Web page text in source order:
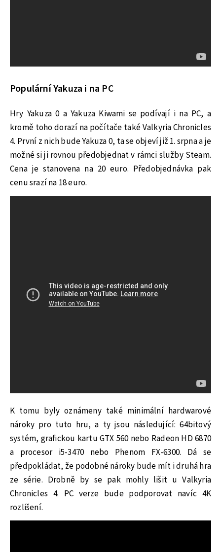
Populární Yakuza i na PC
Hry Yakuza 0 a Yakuza Kiwami se podívají i na PC, a
kromě toho dorazí na počítače také Valkyria Chronicles
4. První z nich bude Yakuza 0, ta se objeví již 1. srpna a je
možné si ji rovnou předobjednat v rámci služby Steam.
Cena je stanovena na 20 euro. Předobjednávka pak
cenu srazí na 18 euro.
K tomu byly oznámeny také minimální hardwarové
nároky pro tuto hru, a ty jsou následující: 64bitový
systém, grafickou kartu GTX 560 nebo Radeon HD 6870
a procesor i5-3470 nebo Phenom FX-6300. Dá se
předpokládat, že podobné nároky bude mít i druhá hra
ze série. Drobně by se pak mohly lišit u Valkyria
Chronicles 4. PC verze bude podporovat navíc 4K
rozlišení.